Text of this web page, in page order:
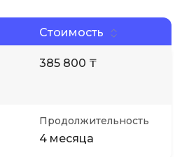
Стоимость
385 800 ₸
Продолжительность
4 месяца